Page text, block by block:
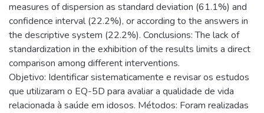
measures of dispersion as standard deviation (61.1%) and
confidence interval (22.2%), or according to the answers in
the descriptive system (22.2%). Conclusions: The lack of
standardization in the exhibition of the results limits a direct
comparison among different interventions.
Objetivo: Identificar sistematicamente e revisar os estudos
que utilizaram o EQ-5D para avaliar a qualidade de vida
relacionada à saúde em idosos. Métodos: Foram realizadas